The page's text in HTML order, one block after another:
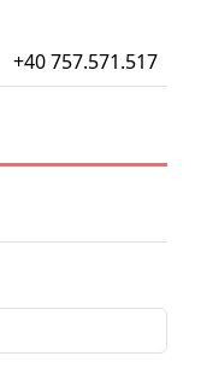
+40 757.571.517